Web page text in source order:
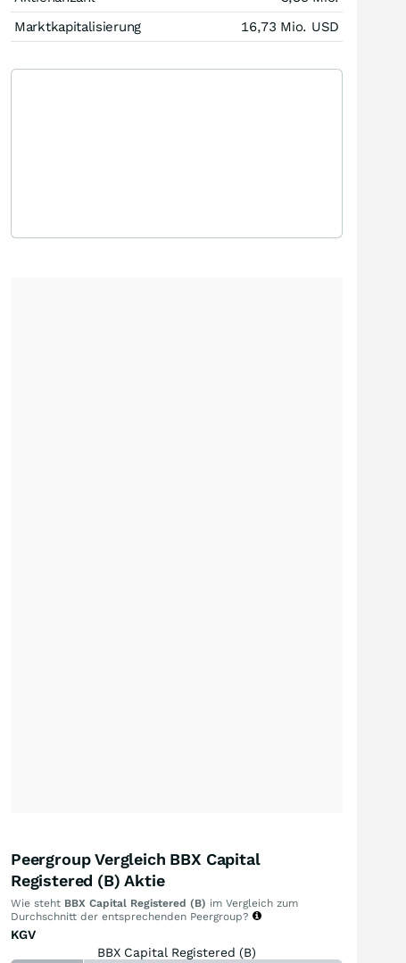
Marktkapitalisierung
16,73 Mio. USD
Peergroup Vergleich BBX Capital
Registered (B) Aktie
Wie steht BBX Capital Registered (B) im Vergleich zum
Durchschnitt der entsprechenden Peergroup?
KGV
BBX Capital Registered (B)